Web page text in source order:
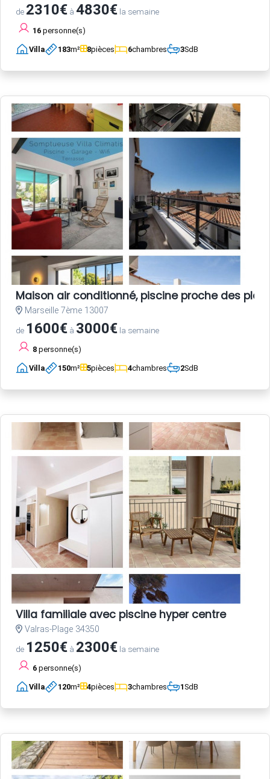
de 2310€ à 4830€ la semaine
16 personne(s)
Villa 183m² 8pièces 6chambres 3SdB
Maison air conditionné, piscine proche des
Marseille 7ème 13007
de 1600€ à 3000€ la semaine
8 personne(s)
Villa 150m² 5pièces 4chambres 2SdB
Villa familiale avec piscine hyper centre
Valras-Plage 34350
de 1250€ à 2300€ la semaine
6 personne(s)
Villa 120m² 4pièces 3chambres 1SdB